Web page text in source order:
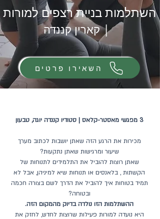
|קארין קננדה
השאירו פרטים
3 מפגשי מאסטר-קלאס | סטודיו קננדה יוגה, טבעון
מכירות את הרגע הזה שאתן יושבות לכתוב מערך
שיעור ומרגישות שאתן נתקעות?
שאתן רוצות להוביל את התלמידים לתנוחות של
הקשתות , בלאנסים או תנוחות שיא למיניהן, אבל לא
תמיד בטוחות איך להוביל את הדרך לשם בצורה חכמה
ובטוחה?
ההשתלמות הזו נולדה בדיוק מהמקום הזה.
היא נועדה למורות פעילות שרוצות לחדש, לחזק את